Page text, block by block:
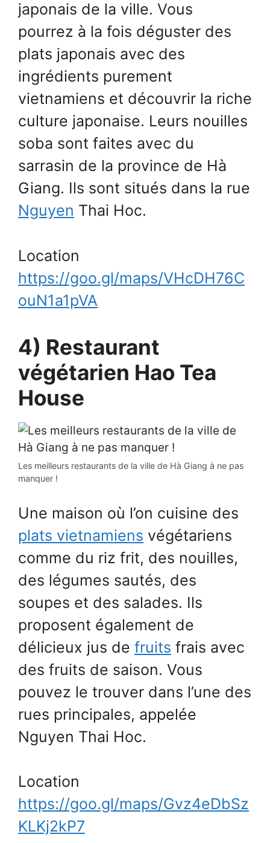
japonais de la ville. Vous
pourrez à la fois déguster des
plats japonais avec des
ingrédients purement
vietnamiens et découvrir la riche
culture japonaise. Leurs nouilles
soba sont faites avec du
sarrasin de la province de Hà
Giang. Ils sont situés dans la rue
Nguyen Thai Hoc.
Location
https://goo.gl/maps/VHcDH76C
ouN1a1pVA
4) Restaurant
végétarien Hao Tea
House
Les meilleurs restaurants de la ville de Hà Giang à ne pas
manquer !
Une maison où l’on cuisine des
plats vietnamiens végétariens
comme du riz frit, des nouilles,
des légumes sautés, des
soupes et des salades. Ils
proposent également de
délicieux jus de fruits frais avec
des fruits de saison. Vous
pouvez le trouver dans l’une des
rues principales, appelée
Nguyen Thai Hoc.
Location
https://goo.gl/maps/Gvz4eDbSz
KLKj2kP7